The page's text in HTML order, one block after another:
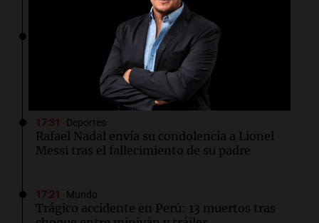
La cantidad de ejercicio necesaria para
proteger el corazón es mayor de lo que se
17:31 Deportes
Rafael Nadal envía su condolencia a Lionel
Messi tras el fallecimiento de su padre
17:21 Mundo
Trágico accidente en Perú: 13 muertos tras